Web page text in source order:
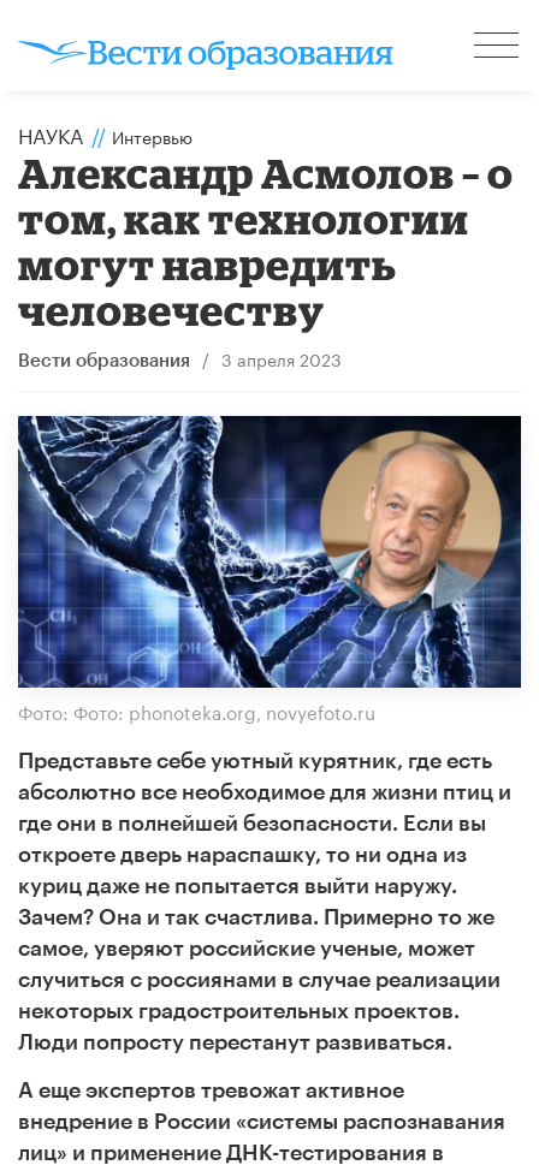
НАУКА // Интервью
Александр Асмолов – о
том, как технологии
могут навредить
человечеству
Вести образования / 3 апреля 2023
Фото: Фото: phonoteka.org, novyefoto.ru
Представьте себе уютный курятник, где есть
абсолютно все необходимое для жизни птиц и
где они в полнейшей безопасности. Если вы
откроете дверь нараспашку, то ни одна из
куриц даже не попытается выйти наружу.
Зачем? Она и так счастлива. Примерно то же
самое, уверяют российские ученые, может
случиться с россиянами в случае реализации
некоторых градостроительных проектов.
Люди попросту перестанут развиваться.
А еще экспертов тревожат активное
внедрение в России «системы распознавания
лиц» и применение ДНК-тестирования в